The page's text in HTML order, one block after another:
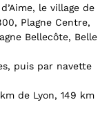
le village de
Plagne Centre,
Bellecôte, Belle
puis par navette
de Lyon, 149 km